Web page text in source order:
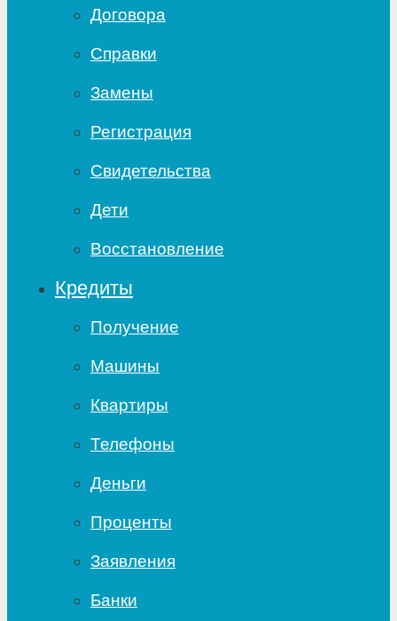
Договора
Справки
Замены
Регистрация
Свидетельства
Дети
Восстановление
Кредиты
Получение
Машины
Квартиры
Телефоны
Деньги
Проценты
Заявления
Банки